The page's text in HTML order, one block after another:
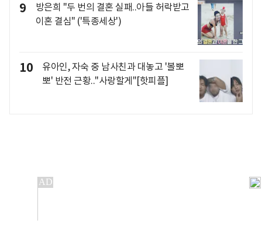
9
방은희 "두 번의 결혼 실패..아들 허락받고
이혼 결심" ('특종세상')
10
유아인, 자숙 중 남사친과 대놓고 '볼뽀
뽀' 반전 근황.."사랑할게"[핫피플]